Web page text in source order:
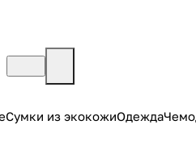
Сумки из экокожиОдежда